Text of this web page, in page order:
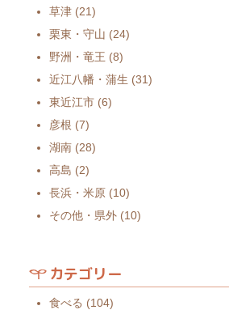
草津(21)
栗東・守山 (24)
野洲・竜王 (8)
近江八幡・蒲生 (31)
東近江市(6)
彦根 (7)
湖南(28)
高島 (2)
長浜・米原(10)
その他・県外(10)
カテゴリー
食べる (104)